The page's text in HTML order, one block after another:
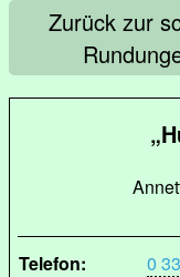
Zurück zur
Telefon:
0